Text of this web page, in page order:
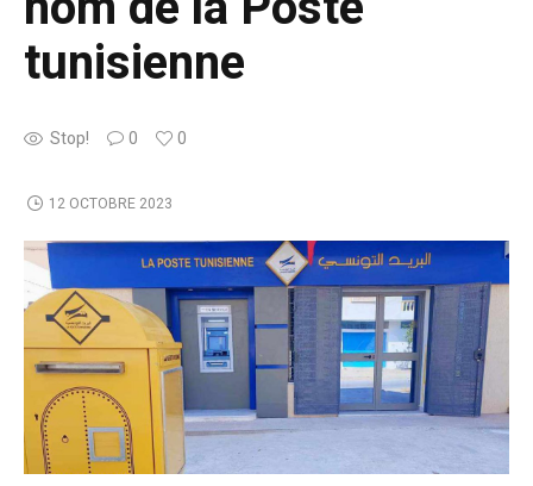
tunisienne
Stop! 0 0
12 OCTOBRE 2023